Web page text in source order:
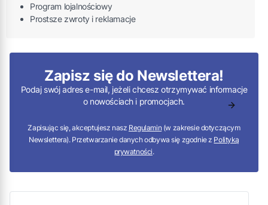
Program lojalnościowy
Prostsze zwroty i reklamacje
Zapisz się do Newslettera!
Podaj swój adres e-mail, jeżeli chcesz otrzymywać informacje
o nowościach i promocjach.
Zapisując się, akceptujesz nasz Regulamin (w zakresie dotyczącym
Newslettera). Przetwarzanie danych odbywa się zgodnie z Polityką
prywatności.